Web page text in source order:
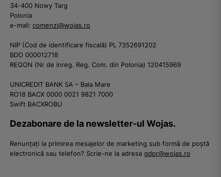
34-400 Nowy Targ
Polonia
e-mail: comenzi@wojas.ro
NIP (Cod de identificare fiscală) PL 7352691202
BDO 000012718
REGON (Nr de inreg. Reg. Com. din Polonia) 120415969
UNICREDIT BANK SA – Baia Mare
RO18 BACX 0000 0021 9821 7000
Swift BACXROBU
Dezabonare de la newsletter-ul Wojas.
Renunțați la primirea mesajelor de marketing sub formă de poștă
electronică sau telefon? Scrie-ne la adresa gdpr@wojas.ro